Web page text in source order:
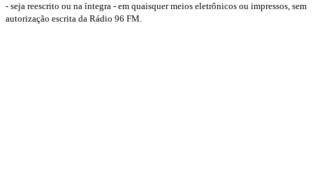
- seja reescrito ou na íntegra - em quaisquer meios eletrônicos ou impressos, sem
autorização escrita da Rádio 96 FM.